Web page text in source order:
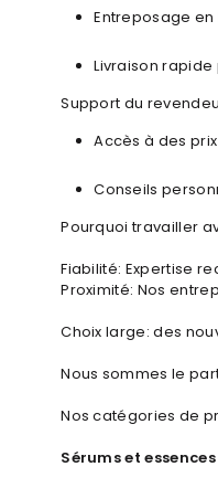
Entreposage
Livraison
Support du
Accès à des
Conseils
Pourquoi travailler
Fiabilité: Expertise
Proximité: Nos
Choix large: des
Nous sommes le
Nos catégories de
Sérums et essences